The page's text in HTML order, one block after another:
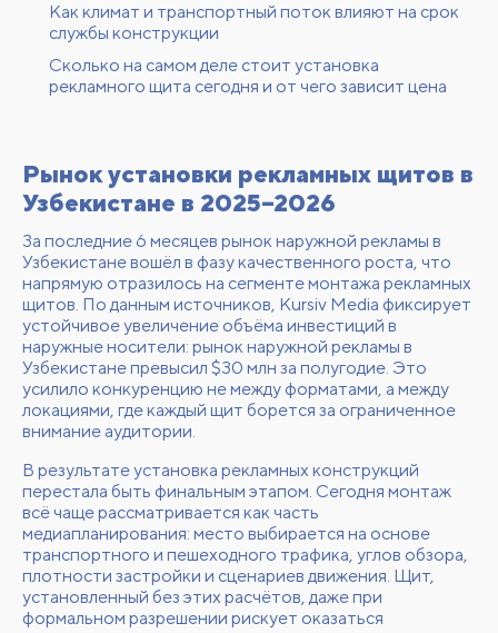
Как климат и транспортный поток влияют на срок
службы конструкции
Сколько на самом деле стоит установка
рекламного щита сегодня и от чего зависит цена
Рынок установки рекламных щитов в
Узбекистане в 2025–2026
За последние 6 месяцев рынок наружной рекламы в
Узбекистане вошёл в фазу качественного роста, что
напрямую отразилось на сегменте монтажа рекламных
щитов. По данным источников, Kursiv Media фиксирует
устойчивое увеличение объёма инвестиций в
наружные носители: рынок наружной рекламы в
Узбекистане превысил $30 млн за полугодие. Это
усилило конкуренцию не между форматами, а между
локациями, где каждый щит борется за ограниченное
внимание аудитории.
В результате установка рекламных конструкций
перестала быть финальным этапом. Сегодня монтаж
всё чаще рассматривается как часть
медиапланирования: место выбирается на основе
транспортного и пешеходного трафика, углов обзора,
плотности застройки и сценариев движения. Щит,
установленный без этих расчётов, даже при
формальном разрешении рискует оказаться